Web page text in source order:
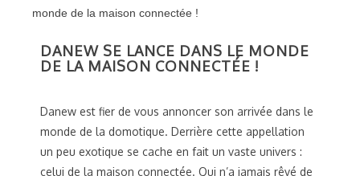
monde de la maison connectée !
DANEW SE LANCE DANS LE MONDE
DE LA MAISON CONNECTÉE !
Danew est fier de vous annoncer son arrivée dans le
monde de la domotique. Derrière cette appellation
un peu exotique se cache en fait un vaste univers :
celui de la maison connectée. Qui n’a jamais rêvé de